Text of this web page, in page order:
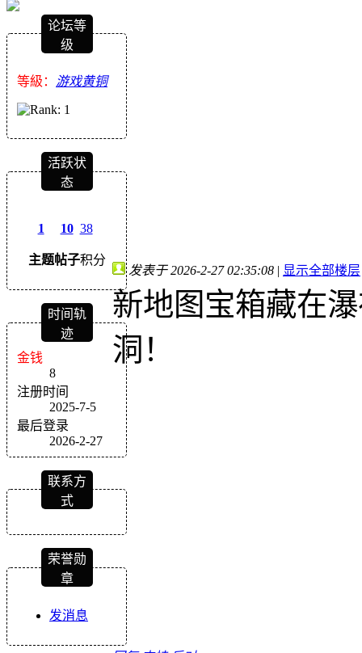
论坛等
级
等級： 游戏黄铜
活跃状
态
1
主题
10
帖子
38
积分
时间轨
迹
金钱
8
注册时间
2025-7-5
最后登录
2026-2-27
联系方
式
荣誉勋
章
发消息
发表于 2026-2-27 02:35:08 | 显示全部楼层
新地图宝箱藏在
洞！